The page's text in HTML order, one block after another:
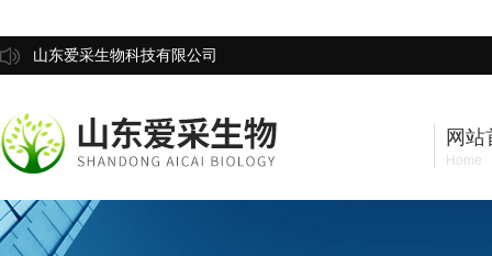
山东爱采生物科技有限公司
网站
Home